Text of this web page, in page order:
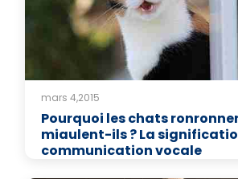
mars 4,2015
Pourquoi les chats
miaulent-ils ? La
communication vocale